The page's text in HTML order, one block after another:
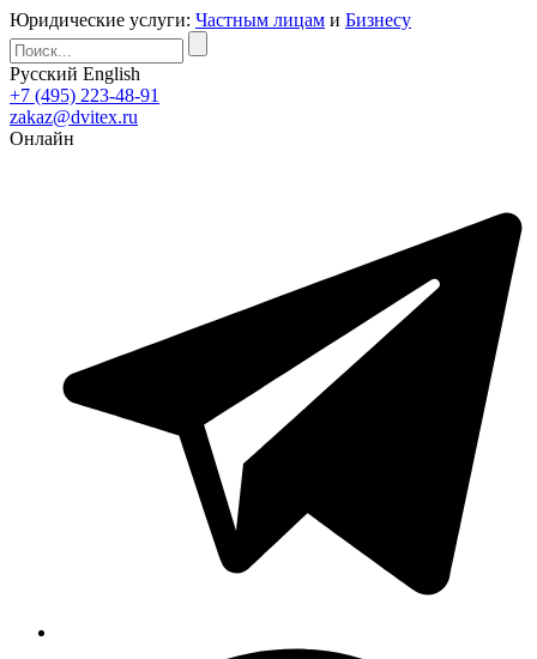
Юридические услуги: Частным лицам и Бизнесу
Русский English
+7 (495) 223-48-91
zakaz@dvitex.ru
Онлайн